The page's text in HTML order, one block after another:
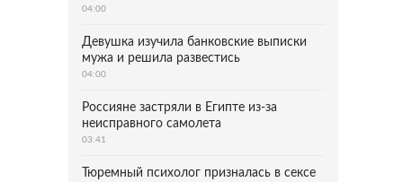
04:00
Девушка изучила банковские выписки
мужа и решила развестись
04:00
Россияне застряли в Египте из-за
неисправного самолета
03:41
Тюремный психолог призналась в сексе